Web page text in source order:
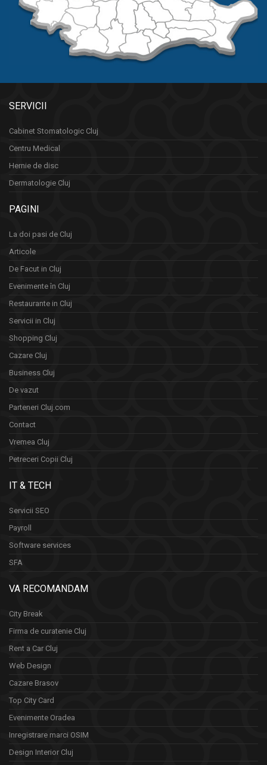
SERVICII
Cabinet Stomatologic Cluj
Centru Medical
Hernie de disc
Dermatologie Cluj
PAGINI
La doi pasi de Cluj
Articole
De Facut in Cluj
Evenimente în Cluj
Restaurante in Cluj
Servicii in Cluj
Shopping Cluj
Cazare Cluj
Business Cluj
De vazut
Parteneri Cluj.com
Contact
Vremea Cluj
Petreceri Copii Cluj
IT & TECH
Servicii SEO
Payroll
Software services
SFA
VA RECOMANDAM
City Break
Firma de curatenie Cluj
Rent a Car Cluj
Web Design
Cazare Brasov
Top City Card
Evenimente Oradea
Inregistrare marci OSIM
Design Interior Cluj